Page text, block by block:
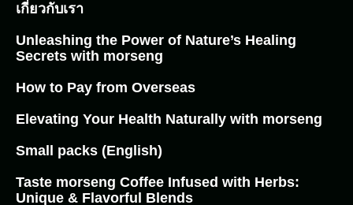
เกี่ยวกับเรา
Unleashing the Power of Nature’s Healing
Secrets with morseng
How to Pay from Overseas
Elevating Your Health Naturally with morseng
Small packs (English)
Taste morseng Coffee Infused with Herbs:
Unique & Flavorful Blends